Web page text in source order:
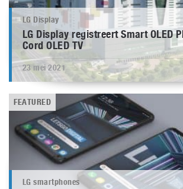
LG Display
LG Display registreert Smart OLED
Cord OLED TV
23 mei 2021
FEATURED
LG smartphones